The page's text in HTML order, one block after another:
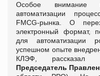
Особое внимание
автоматизации
FMCG-рынка. О
электронный формат,
для автоматизации
успешном опыте
КЛЭФ, рассказал
Председатель